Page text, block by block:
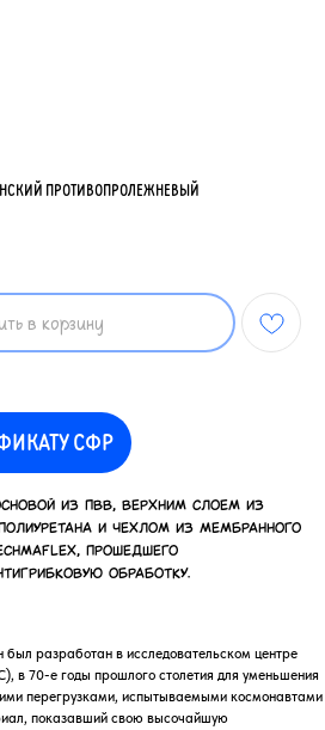
ПРОТИВОПРОЛЕЖНЕВЫЙ
в корзину
СФР
из ПВВ, верхним слоем из
и чехлом из мембранного
прошедшего
обработку.
был разработан в исследовательском центре
в 70-е годы прошлого столетия для уменьшения
перегрузками, испытываемыми космонавтами
показавший свою высочайшую